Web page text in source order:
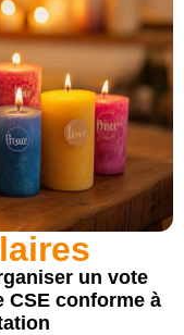
un vote
CSE conforme à